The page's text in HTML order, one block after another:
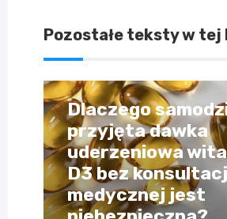
Pozostałe teksty w
Dlaczego
przyjęta dawka
uderzeniowa
D3 bez
medycznej jest